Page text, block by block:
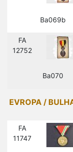
Ba069b
FA
12752
Ba070
EVROPA /
FA
11747